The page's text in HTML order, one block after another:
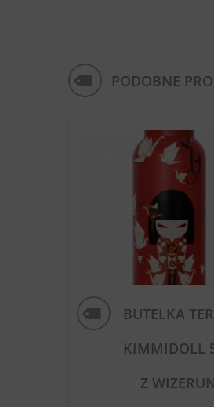
PODOBNE
BUTELKA
KIMMIDOLL
Z